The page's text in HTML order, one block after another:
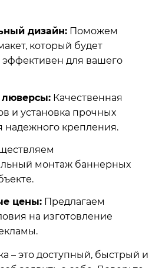
дизайн: Поможем
который будет
для вашего
люверсы: Качественная
и установка прочных
надежного крепления.
монтаж баннерных
цены: Предлагаем
на изготовление
– это доступный, быстрый и